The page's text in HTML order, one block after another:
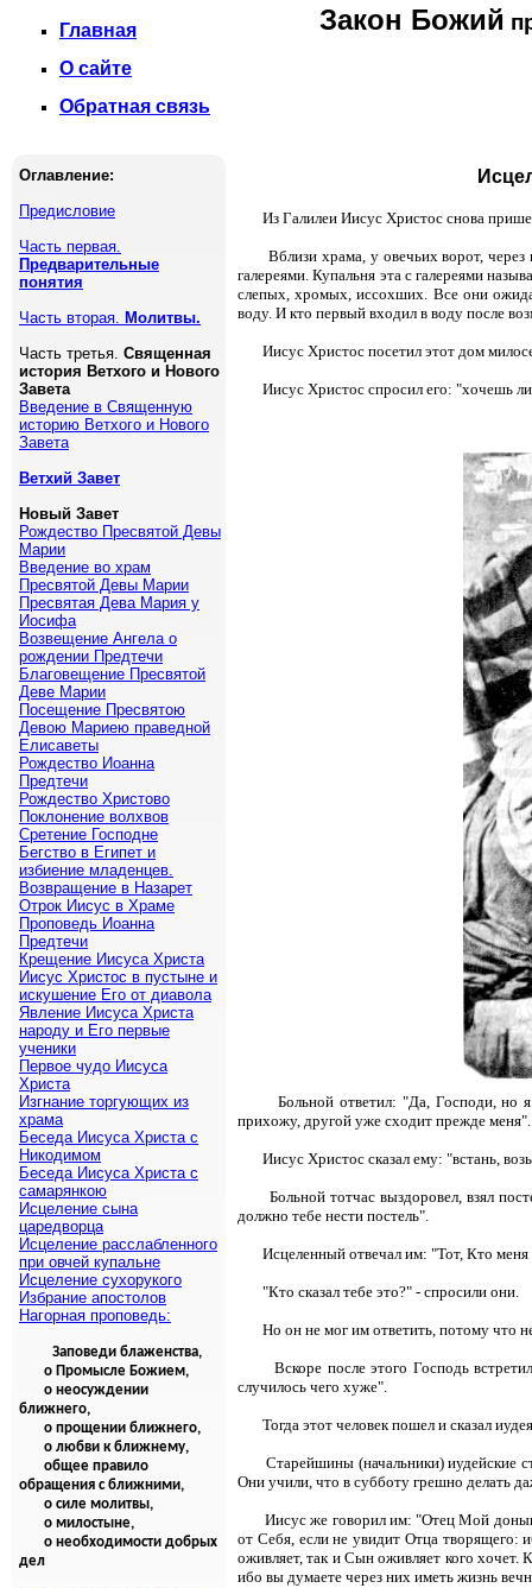
Закон Божий
Из Галилеи Иисус Христос снова
Вблизи храма, у овечьих ворот,
галереями. Купальня эта с галереями
слепых, хромых, иссохших. Все они
воду. И кто первый входил в воду после
Иисус Христос посетил этот дом
Иисус Христос спросил его: "хочешь
Больной ответил: "Да, Господи, но
прихожу, другой уже сходит прежде меня".
Иисус Христос сказал ему: "встань,
Больной тотчас выздоровел, взял
должно тебе нести постель".
Исцеленный отвечал им: "Тот, Кто меня
"Кто сказал тебе это?" - спросили они.
Но он не мог им ответить, потому что
Вскоре после этого Господь
случилось чего хуже".
Тогда этот человек пошел и сказал
Старейшины (начальники) иудейские
Они учили, что в субботу грешно делать
Иисус же говорил им: "Отец Мой
от Себя, если не увидит Отца
оживляет, так и Сын оживляет кого
ибо вы думаете через них иметь жизнь
Оглавление:
Предисловие
Часть первая.
Предварительные
понятия
Часть вторая. Молитвы.
Часть третья. Священная
история Ветхого и Нового
Завета
Введение в Священную
историю Ветхого и Нового
Завета
Ветхий Завет
Новый Завет
Рождество Пресвятой Девы
Марии
Введение во храм
Пресвятой Девы Марии
Пресвятая Дева Мария у
Иосифа
Возвещение Ангела о
рождении Предтечи
Благовещение Пресвятой
Деве Марии
Посещение Пресвятою
Девою Мариею праведной
Елисаветы
Рождество Иоанна
Предтечи
Рождество Христово
Поклонение волхвов
Сретение Господне
Бегство в Египет и
избиение младенцев.
Возвращение в Назарет
Отрок Иисус в Храме
Проповедь Иоанна
Предтечи
Крещение Иисуса Христа
Иисус Христос в пустыне и
искушение Его от диавола
Явление Иисуса Христа
народу и Его первые
ученики
Первое чудо Иисуса
Христа
Изгнание торгующих из
храма
Беседа Иисуса Христа с
Никодимом
Беседа Иисуса Христа с
самарянкою
Исцеление сына
царедворца
Исцеление расслабленного
при овчей купальне
Исцеление сухорукого
Избрание апостолов
Нагорная проповедь:
Заповеди блаженства,
о Промысле Божием,
о неосуждении
ближнего,
о прощении ближнего,
о любви к ближнему,
общее правило
обращения с ближними,
о силе молитвы,
о милостыне,
о необходимости добрых
дел
Главная
О сайте
Обратная связь